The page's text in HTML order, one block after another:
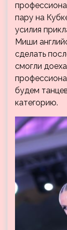
пару на
усилия
Миши
сделать
смогли
будем
категорию.